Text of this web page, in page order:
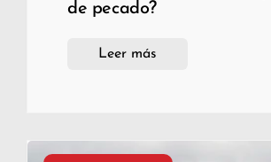
de pecado?
Leer más